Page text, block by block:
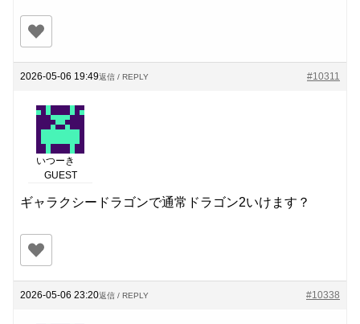
2026-05-06 19:49 #10311
返信 / REPLY
いつーき
GUEST
ギャラクシードラゴンで通常ドラゴン2いけます？
2026-05-06 23:20 #10338
返信 / REPLY